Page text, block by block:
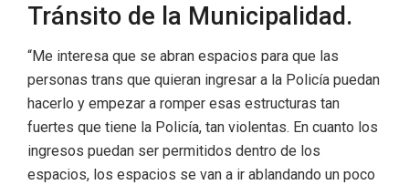
Tránsito de la Municipalidad.
“Me interesa que se abran espacios para que las
personas trans que quieran ingresar a la Policía puedan
hacerlo y empezar a romper esas estructuras tan
fuertes que tiene la Policía, tan violentas. En cuanto los
ingresos puedan ser permitidos dentro de los
espacios, los espacios se van a ir ablandando un poco